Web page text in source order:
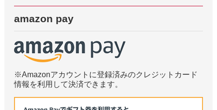
amazon pay
※Amazonアカウントに登録済みのクレジットカード
情報を利用して決済できます。